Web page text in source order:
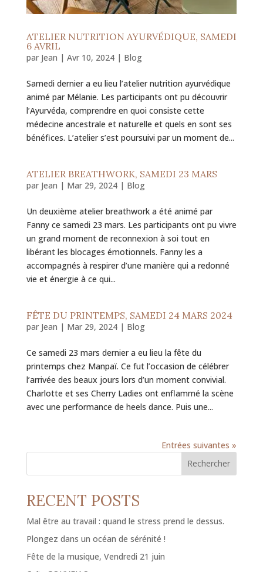
ATELIER NUTRITION AYURVÉDIQUE, SAMEDI
6 AVRIL
par Jean | Avr 10, 2024| Blog
Samedi dernier a eu lieu l’atelier nutrition ayurvédique
animé par Mélanie. Les participants ont pu découvrir
l’Ayurvéda, comprendre en quoi consiste cette
médecine ancestrale et naturelle et quels en sont ses
bénéfices. L’atelier s’est poursuivi par un moment de...
ATELIER BREATHWORK, SAMEDI 23 MARS
par Jean | Mar 29, 2024| Blog
Un deuxième atelier breathwork a été animé par
Fanny ce samedi 23 mars. Les participants ont pu vivre
un grand moment de reconnexion à soi tout en
libérant les blocages émotionnels. Fanny les a
accompagnés à respirer d’une manière qui a redonné
vie et énergie à ce qui...
FÊTE DU PRINTEMPS, SAMEDI 24 MARS 2024
par Jean | Mar 29, 2024| Blog
Ce samedi 23 mars dernier a eu lieu la fête du
printemps chez Manpaï. Ce fut l’occasion de célébrer
l’arrivée des beaux jours lors d’un moment convivial.
Charlotte et ses Cherry Ladies ont enflammé la scène
avec une performance de heels dance. Puis une...
Entrées suivantes »
Rechercher
RECENT POSTS
Mal être au travail : quand le stress prend le dessus.
Plongez dans un océan de sérénité !
Fête de la musique, Vendredi 21 juin